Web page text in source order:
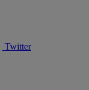
Twitter